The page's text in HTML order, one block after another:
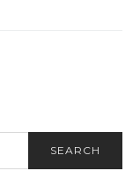
SEARCH